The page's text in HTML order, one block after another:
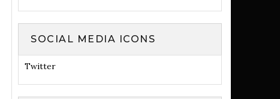
SOCIAL MEDIA ICONS
Twitter